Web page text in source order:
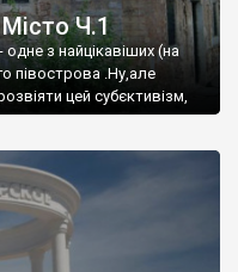
Ч.1
з найцікавіших (на
півострова .Ну,але
цей субєктивізм,